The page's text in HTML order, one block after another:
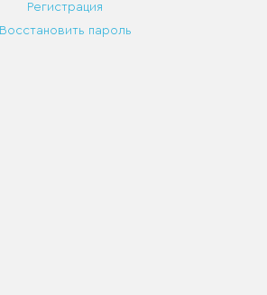
Регистрация
Восстановить пароль